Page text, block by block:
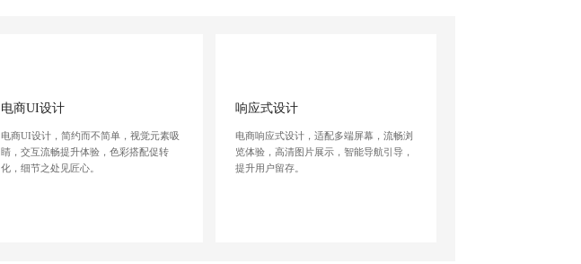
电商UI设计
电商UI设计，简约而不简单，视觉元素吸
睛，交互流畅提升体验，色彩搭配促转
化，细节之处见匠心。
响应式设计
电商响应式设计，适配多端屏幕，流畅浏
览体验，高清图片展示，智能导航引导，
提升用户留存。